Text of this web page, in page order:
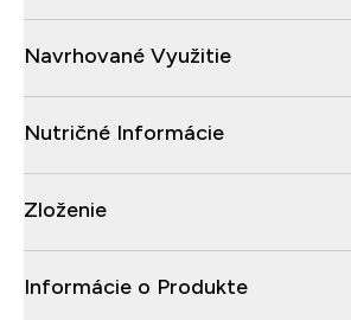
Navrhované Využitie
Nutričné Informácie
Zloženie
Informácie o Produkte